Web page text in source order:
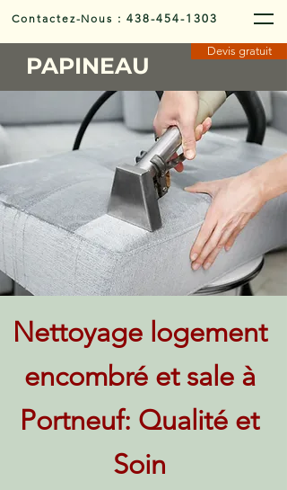
Contactez-Nous :438-454-1303
PAPINEAU
Devis gratuit
Nettoyage logement
encombré et sale à
Portneuf: Qualité et
Soin